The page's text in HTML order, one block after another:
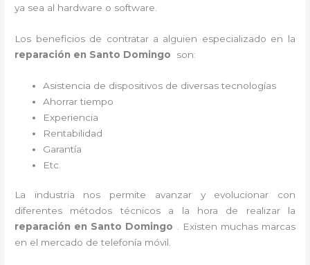
ya sea al hardware o software.
Los beneficios de contratar a alguien especializado en la
reparación en Santo Domingo son:
Asistencia de dispositivos de diversas tecnologías
Ahorrar tiempo
Experiencia
Rentabilidad
Garantía
Etc.
La industria nos permite avanzar y evolucionar con
diferentes métodos técnicos a la hora de realizar la
reparación en Santo Domingo . Existen muchas marcas
en el mercado de telefonía móvil.